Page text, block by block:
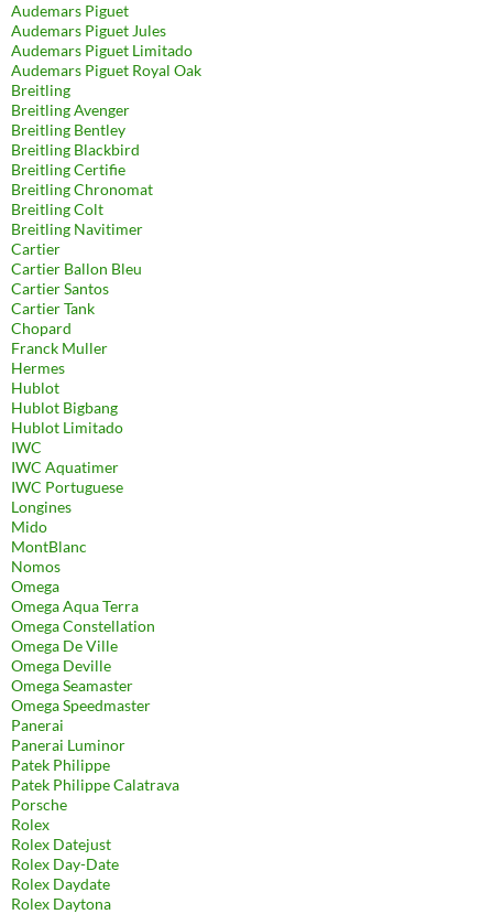
Audemars Piguet
Audemars Piguet Jules
Audemars Piguet Limitado
Audemars Piguet Royal Oak
Breitling
Breitling Avenger
Breitling Bentley
Breitling Blackbird
Breitling Certifie
Breitling Chronomat
Breitling Colt
Breitling Navitimer
Cartier
Cartier Ballon Bleu
Cartier Santos
Cartier Tank
Chopard
Franck Muller
Hermes
Hublot
Hublot Bigbang
Hublot Limitado
IWC
IWC Aquatimer
IWC Portuguese
Longines
Mido
MontBlanc
Nomos
Omega
Omega Aqua Terra
Omega Constellation
Omega De Ville
Omega Deville
Omega Seamaster
Omega Speedmaster
Panerai
Panerai Luminor
Patek Philippe
Patek Philippe Calatrava
Porsche
Rolex
Rolex Datejust
Rolex Day-Date
Rolex Daydate
Rolex Daytona